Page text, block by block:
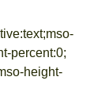
percent:0;